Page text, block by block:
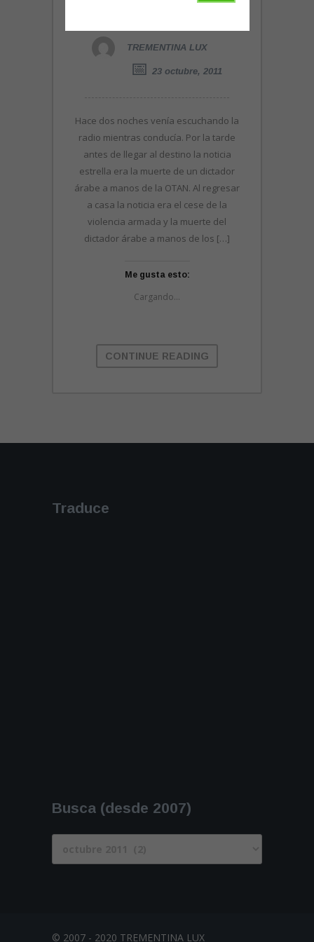
TREMENTINA LUX
23 octubre, 2011
Hace dos noches venía escuchando la
radio mientras conducía. Por la tarde
antes de llegar al destino la noticia
estrella era la muerte de un dictador
árabe a manos de la OTAN. Al regresar
a casa la noticia era el cese de la
violencia armada y la muerte del
dictador árabe a manos de los […]
Me gusta esto:
Cargando...
CONTINUE READING
Traduce
Busca (desde 2007)
(desde
© 2007 - 2020 TREMENTINA LUX